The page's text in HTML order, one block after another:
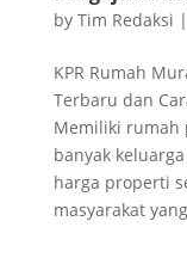
by Tim Redaksi |
KPR Rumah
Terbaru dan
Memiliki rumah
banyak
harga properti
masyarakat